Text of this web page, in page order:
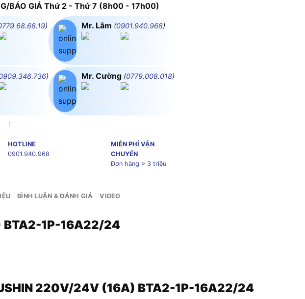
BÁO GIÁ Thứ 2 - Thứ 7 (8h00 - 17h00)
)
)
Mr. Lâm (0901.940.968)
Mr. Cường (0779.008.018)
HOTLINE
0901.940.968
MIỄN PHÍ VẬN
CHUYỂN
Đơn hàng > 3 triệu
BÌNH LUẬN & ĐÁNH GIÁ VIDEO
BTA2-1P-16A22/24
220V/24V (16A) BTA2-1P-16A22/24